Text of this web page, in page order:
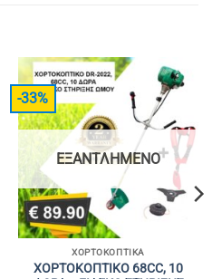
-33%
ΕΞΑΝΤΛΗΜΈΝΟ
ΧΟΡΤΟΚΟΠΤΙΚΆ
ΧΟΡΤΟΚΟΠΤΙΚΟ 68CC, 10